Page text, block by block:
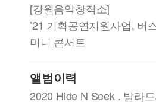
[강원음악창작소]
’21 기획공연지원사업, 버
미니 콘서트
앨범이력
2020 Hide N Seek . 발라